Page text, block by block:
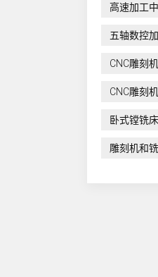
高速加工
五轴数控
CNC雕刻机
CNC雕刻
卧式镗铣床
雕刻机和